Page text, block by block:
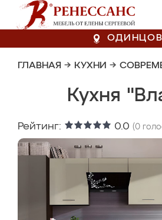
ГЛАВНАЯ → КУХНИ →
Кухня
Рейтинг: 0.0 (0